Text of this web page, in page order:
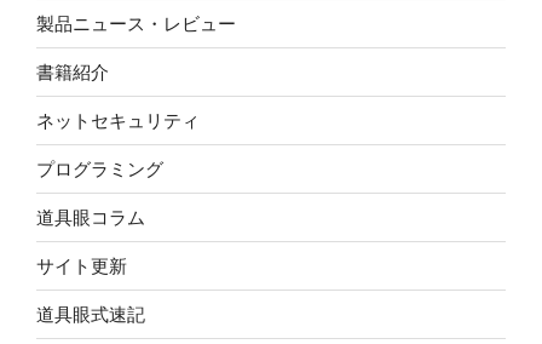
製品ニュース・レビュー
書籍紹介
ネットセキュリティ
プログラミング
道具眼コラム
サイト更新
道具眼式速記